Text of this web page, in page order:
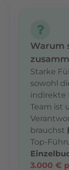
Warum
Starke
sowohl
indirekte
Team ist
brauchst
Top-
3.000 €